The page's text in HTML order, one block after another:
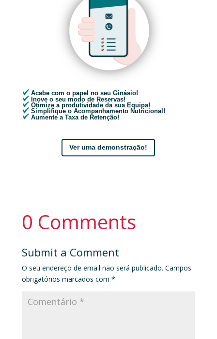
Acabe com o papel no seu Ginásio!
Inove o seu modo de Reservas!
Otimize a produtividade da sua Equipa!
Simplifique o Acompanhamento Nutricional!
Aumente a Taxa de Retenção!
Ver uma demonstração!
0 Comments
Submit a Comment
O seu endereço de email não será publicado. Campos
obrigatórios marcados com *